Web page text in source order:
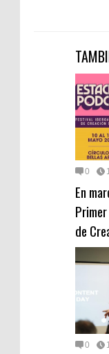
0
En
de
0